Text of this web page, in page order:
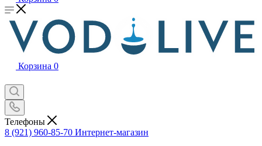
Корзина 0
Телефоны
8 (921) 960-85-70 Интернет-магазин